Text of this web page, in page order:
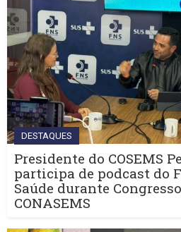
DESTAQUES
Presidente do COSEMS
participa de podcast do
Saúde durante
CONASEMS